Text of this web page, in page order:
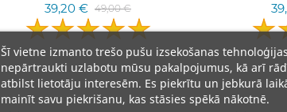
39,20 € 49,00 €
Šī vietne izmanto trešo pušu izsekošanas
nepārtraukti uzlabotu mūsu pakalpojumus, kā arī
atbilst lietotāju interesēm. Es piekrītu un jebkurā
mainīt savu piekrišanu, kas stāsies spēkā nākotnē.